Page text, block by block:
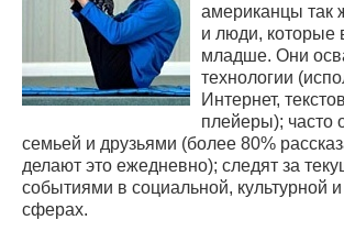
американцы так
и люди, которые
младше. Они
технологии
Интернет,
плейеры); часто
семьей и друзьями (более 80%
делают это ежедневно); следят за
событиями в социальной, культурной
сферах.